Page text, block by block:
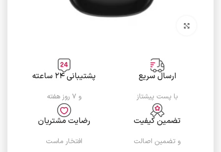
ارسال سریع
با پست پیشتاز
پشتیبانی ۲۴ ساعته
و ۷ روز هفته
تضمین کیفیت
و تضمین اصالت
رضایت مشتریان
افتخار ماست